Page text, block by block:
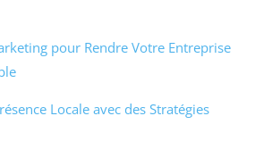
pour Rendre Votre Entreprise
Locale avec des Stratégies